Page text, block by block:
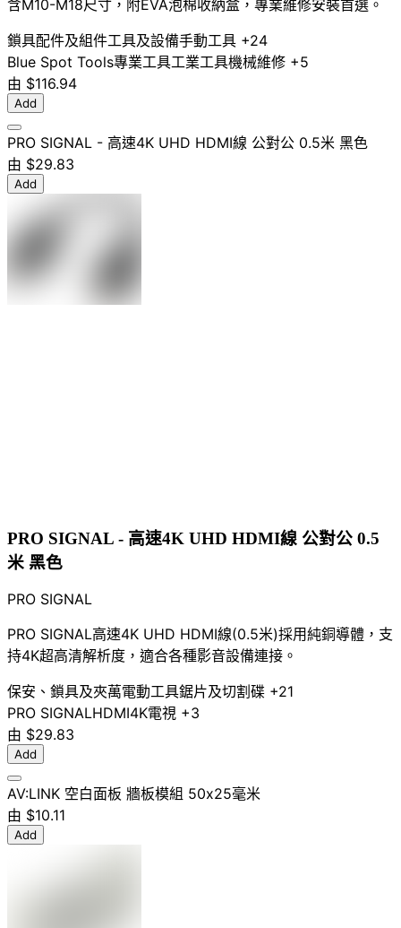
含M10-M18尺寸，附EVA泡棉收納盒，專業維修安裝首選。
鎖具配件及組件工具及設備手動工具 +24
Blue Spot Tools專業工具工業工具機械維修 +5
由 $116.94
Add
PRO SIGNAL - 高速4K UHD HDMI線 公對公 0.5米 黑色
由 $29.83
Add
PRO SIGNAL - 高速4K UHD HDMI線 公對公 0.5
米 黑色
PRO SIGNAL
PRO SIGNAL高速4K UHD HDMI線(0.5米)採用純銅導體，支
持4K超高清解析度，適合各種影音設備連接。
保安、鎖具及夾萬電動工具鋸片及切割碟 +21
PRO SIGNALHDMI4K電視 +3
由 $29.83
Add
AV:LINK 空白面板 牆板模組 50x25毫米
由 $10.11
Add